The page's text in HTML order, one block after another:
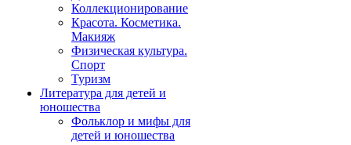
Коллекционирование
Красота. Косметика.
Макияж
Физическая культура.
Спорт
Туризм
Литература для детей и
юношества
Фольклор и мифы для
детей и юношества